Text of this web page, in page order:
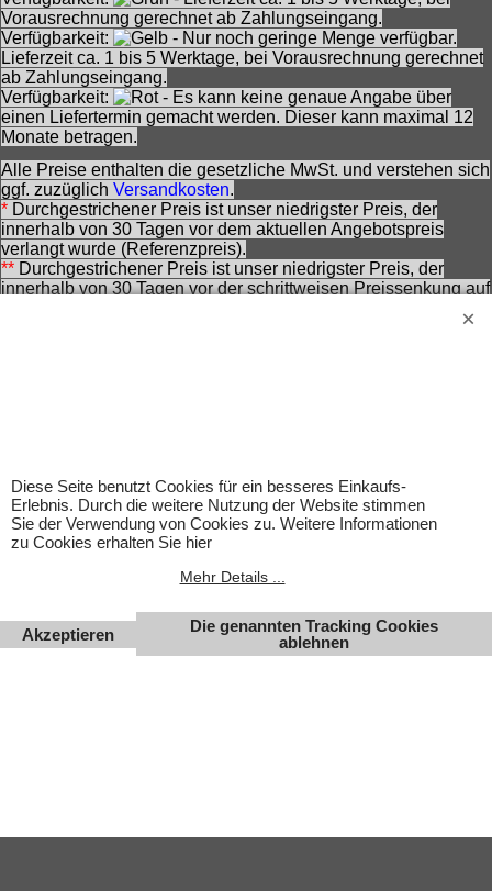
Vorausrechnung gerechnet ab Zahlungseingang.
Verfügbarkeit:
- Nur noch geringe Menge verfügbar.
Lieferzeit ca. 1 bis 5 Werktage, bei Vorausrechnung gerechnet
ab Zahlungseingang.
Verfügbarkeit:
- Es kann keine genaue Angabe über
einen Liefertermin gemacht werden. Dieser kann maximal 12
Monate betragen.
Alle Preise enthalten die gesetzliche MwSt. und verstehen sich
ggf. zuzüglich Versandkosten.
* Durchgestrichener Preis ist unser niedrigster Preis, der
innerhalb von 30 Tagen vor dem aktuellen Angebotspreis
verlangt wurde (Referenzpreis).
** Durchgestrichener Preis ist unser niedrigster Preis, der
innerhalb von 30 Tagen vor der schrittweisen Preissenkung auf
Für Produktinformationen kann keine Haftung übernommen
werden. Abbildungen können ähnlich sein. Abgebildetes
Zubehör gehört nicht zum Lieferumfang. Eingetragene
Warenzeichen und Logos sind Eigentum des jeweiligen
Diese Seite benutzt Cookies für ein besseres Einkaufs-
Erlebnis. Durch die weitere Nutzung der Website stimmen
Sie der Verwendung von Cookies zu. Weitere Informationen
zu Cookies erhalten Sie hier
Mehr Details ...
Akzeptieren
Die genannten Tracking Cookies
ablehnen